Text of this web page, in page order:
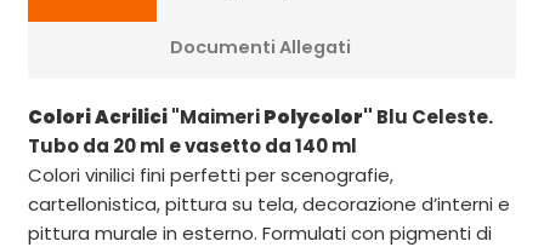
Documenti Allegati
Colori Acrilici"MaimeriPolycolor" Blu Celeste.
Tubo da 20 ml e vasetto da 140 ml
Colori vinilici fini perfetti per scenografie,
cartellonistica, pittura su tela, decorazione d’interni e
pittura murale in esterno. Formulati con pigmenti di